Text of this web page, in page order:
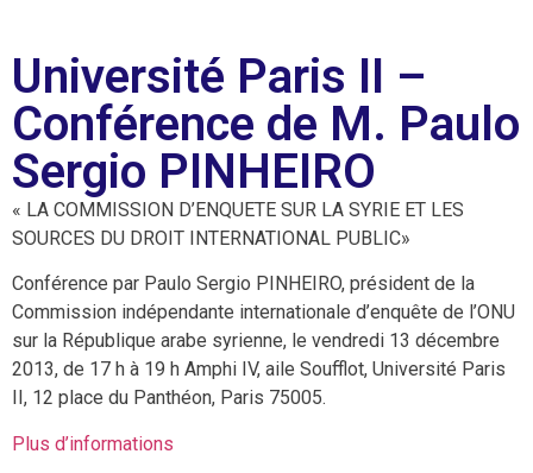
Université Paris II –
Conférence de M. Paulo
Sergio PINHEIRO
« LA COMMISSION D’ENQUETE SUR LA SYRIE ET LES
SOURCES DU DROIT INTERNATIONAL PUBLIC»
Conférence par Paulo Sergio PINHEIRO, président de la
Commission indépendante internationale d’enquête de l’ONU
sur la République arabe syrienne, le vendredi 13 décembre
2013, de 17 h à 19 h Amphi IV, aile Soufflot, Université Paris
II, 12 place du Panthéon, Paris 75005.
Plus d’informations